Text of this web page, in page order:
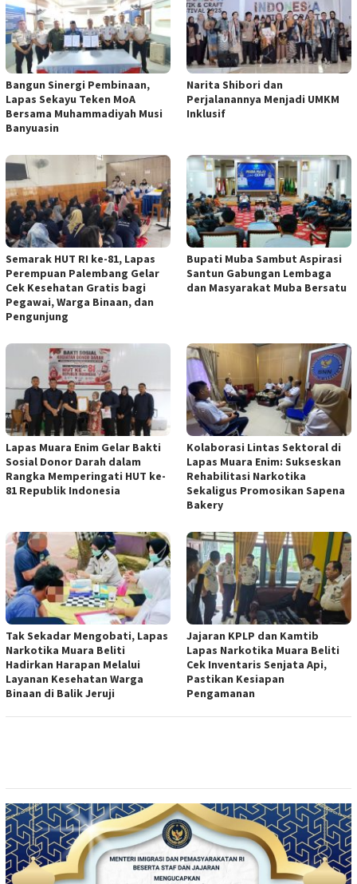
Bangun Sinergi Pembinaan,
Lapas Sekayu Teken MoA
Bersama Muhammadiyah Musi
Banyuasin
Narita Shibori dan
Perjalanannya Menjadi UMKM
Inklusif
Semarak HUT RI ke-81, Lapas
Perempuan Palembang Gelar
Cek Kesehatan Gratis bagi
Pegawai, Warga Binaan, dan
Pengunjung
Bupati Muba Sambut Aspirasi
Santun Gabungan Lembaga
dan Masyarakat Muba Bersatu
Lapas Muara Enim Gelar Bakti
Sosial Donor Darah dalam
Rangka Memperingati HUT ke-
81 Republik Indonesia
Kolaborasi Lintas Sektoral di
Lapas Muara Enim: Sukseskan
Rehabilitasi Narkotika
Sekaligus Promosikan Sapena
Bakery
Tak Sekadar Mengobati, Lapas
Narkotika Muara Beliti
Hadirkan Harapan Melalui
Layanan Kesehatan Warga
Binaan di Balik Jeruji
Jajaran KPLP dan Kamtib
Lapas Narkotika Muara Beliti
Cek Inventaris Senjata Api,
Pastikan Kesiapan
Pengamanan